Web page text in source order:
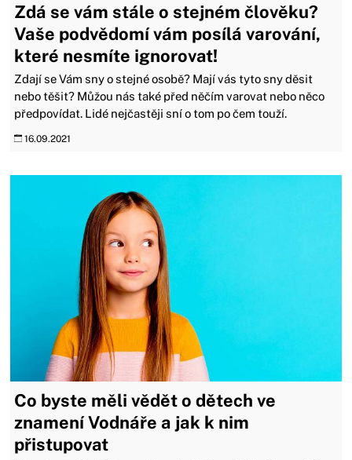
Zdá se vám stále o stejném člověku?
Vaše podvědomí vám posílá varování,
které nesmíte ignorovat!
Zdají se Vám sny o stejné osobě? Mají vás tyto sny děsit
nebo těšit? Můžou nás také před něčím varovat nebo něco
předpovídat. Lidé nejčastěji sní o tom po čem touží.
16.09.2021
Co byste měli vědět o dětech ve
znamení Vodnáře a jak k nim
přistupovat